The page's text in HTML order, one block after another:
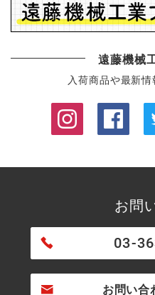
遠藤機械
入荷商品や最新
お問
03-
お問い合